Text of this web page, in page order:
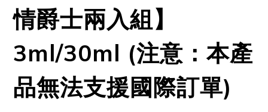
情爵士兩入組】
3ml/30ml (注意：本產
品無法支援國際訂單)